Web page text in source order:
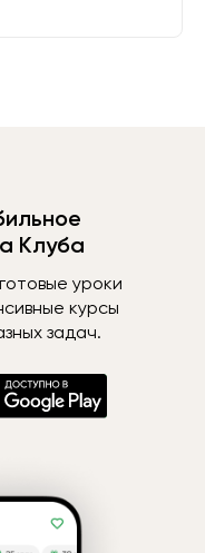
Клуба
уроки
курсы
задач.